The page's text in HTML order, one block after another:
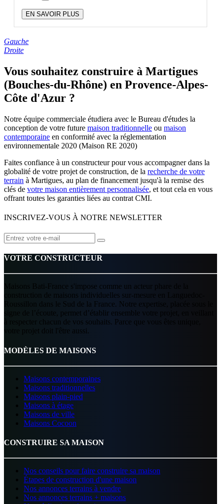
EN SAVOIR PLUS
Gauche
Droite
Vous souhaitez construire à Martigues
(Bouches-du-Rhône) en Provence-Alpes-
Côte d'Azur ?
Notre équipe commerciale étudiera avec le Bureau d'études la
conception de votre future maison traditionnelle ou maison
contemporaine en conformité avec la réglementation
environnementale 2020 (Maison RE 2020)
Faites confiance à un constructeur pour vous accompagner dans la
globalité de votre projet de construction, de la recherche de votre
terrain à Martigues, au plan de financement jusqu'à la remise des
clés de votre maison entièrement personnalisée, et tout cela en vous
offrant toutes les garanties liées au contrat CMI.
INSCRIVEZ-VOUS À NOTRE NEWSLETTER
VOTRE CONSTRUCTEUR
Maisons Bati-France s'impose comme un acteur phare de la
construction de maisons individuelles sur-mesure en Languedoc-
Roussillon dans le Sud de la France. Notre expertise, placée sous le
signe de l’écoute, permet d’établir ensemble votre projet, en veillant
à respecter chacun de vos souhaits. Parce que vous êtes unique,
votre projet doit l'être aussi.
MODÈLES DE MAISONS
Maisons contemporaines
Maisons traditionnelles
Maisons plain-pied
Maisons à étage
Maisons de ville
Maisons Cocoon
CONSTRUIRE SA MAISON
Nos conseils pour faire construire sa maison
Étapes de construction d'une maison
Nos annonces terrains à vendre
Nos annonces terrains + maisons